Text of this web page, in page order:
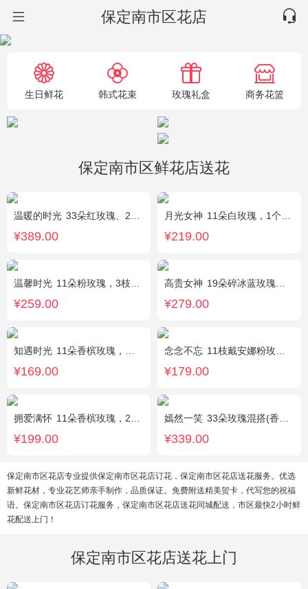
保定南市区花店
生日鲜花 韩式花束 玫瑰礼盒 商务花篮
保定南市区鲜花店送花
温暖的时光 33朵红玫瑰、2枝多头粉百合，搭配适量黄莺草、栀子叶间插。
¥389.00
月光女神 11朵白玫瑰，1个蓝色绣球，桔梗搭配
¥219.00
温馨时光 11朵粉玫瑰，3枝多头粉百合，黄莺搭配
¥259.00
高贵女神 19朵碎冰蓝玫瑰，绿叶搭配
¥279.00
知遇时光 11朵香槟玫瑰，白桔梗、尤加利、满天星间插
¥169.00
念念不忘 11枝戴安娜粉玫瑰，1枝多头百合，满天星、栀子叶
¥179.00
拥爱满怀 11朵香槟玫瑰，2支多头白百合，绿叶搭配
¥199.00
嫣然一笑 33朵玫瑰混搭(香槟玫瑰+红玫瑰)，桔梗、配花、绿叶
¥339.00
保定南市区花店专业提供保定南市区花店订花，保定南市区花店送花服务。优选
新鲜花材，专业花艺师亲手制作，品质保证。免费附送精美贺卡，代写您的祝福
语。保定南市区花店订花服务，保定南市区花店送花同城配送，市区最快2小时鲜
花配送上门！
保定南市区花店送花上门